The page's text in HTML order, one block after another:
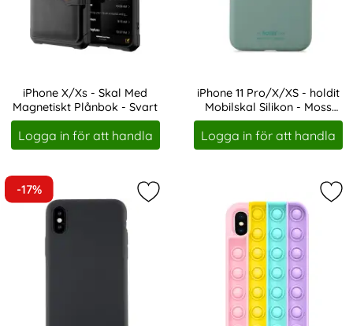
iPhone X/Xs - Skal Med
Magnetiskt Plånbok - Svart
Art. nr 15667
Logga in för att handla
iPhone 11 Pro/X/XS - holdit
Mobilskal Silikon - Moss
Green
Art. nr 19110
Logga in för att handla
-17%
Markera iPhone X/Xs - holdit